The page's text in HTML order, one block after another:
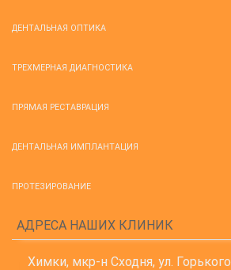
ДЕНТАЛЬНАЯ ОПТИКА
ТРЕХМЕРНАЯ ДИАГНОСТИКА
ПРЯМАЯ РЕСТАВРАЦИЯ
ДЕНТАЛЬНАЯ ИМПЛАНТАЦИЯ
ПРОТЕЗИРОВАНИЕ
АДРЕСА НАШИХ КЛИНИК
Химки, мкр-н Сходня, ул. Горького